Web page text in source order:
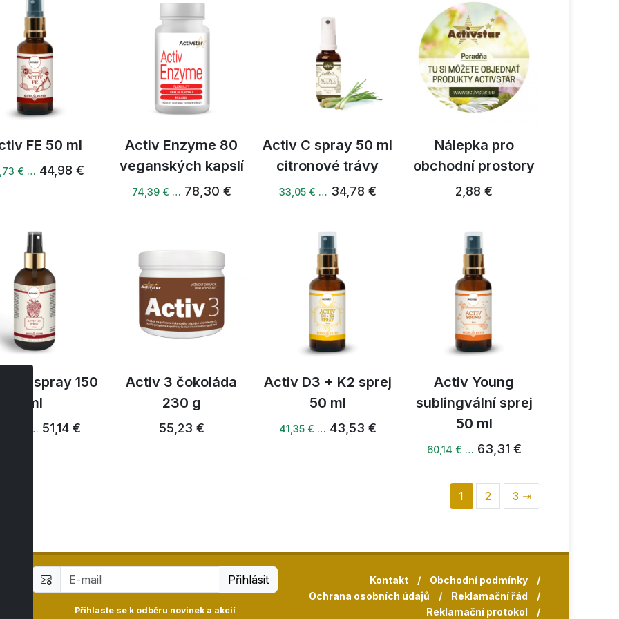
FE 50 ml
€ … 44,98 €
Activ Enzyme 80
veganských kapslí
74,39 € … 78,30 €
Activ C spray 50 ml
citronové trávy
33,05 € … 34,78 €
Nálepka pro
obchodní prostory
2,88 €
NO spray 150
ml
€ … 51,14 €
Activ 3 čokoláda
230 g
55,23 €
Activ D3 + K2 sprej
50 ml
41,35 € … 43,53 €
Activ Young
sublingvální sprej
50 ml
60,14 € … 63,31 €
1 2 3 ⇥
Přihlásit
Přihlaste se k odběru novinek a akcií
Kontakt / Obchodní podmínky
/
Ochrana osobních údajů
/ Reklamační řád
/
Reklamační protokol
/